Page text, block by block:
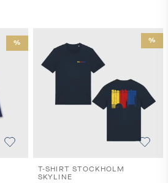
% %
T-SHIRT STOCKHOLM
SKYLINE